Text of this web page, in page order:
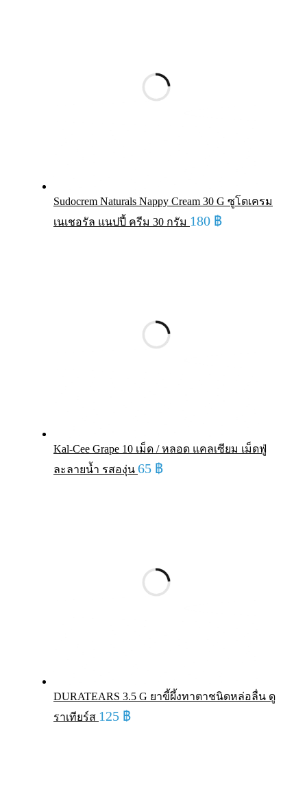
Sudocrem Naturals Nappy Cream 30 G ซูโดเครม
เนเชอรัล แนปปี้ ครีม 30 กรัม 180 ฿
Kal-Cee Grape 10 เม็ด / หลอด แคลเซียม เม็ดฟู่
ละลายน้ำ รสองุ่น 65 ฿
DURATEARS 3.5 G ยาขี้ผึ้งทาตาชนิดหล่อลื่น ดู
ราเทียร์ส 125 ฿